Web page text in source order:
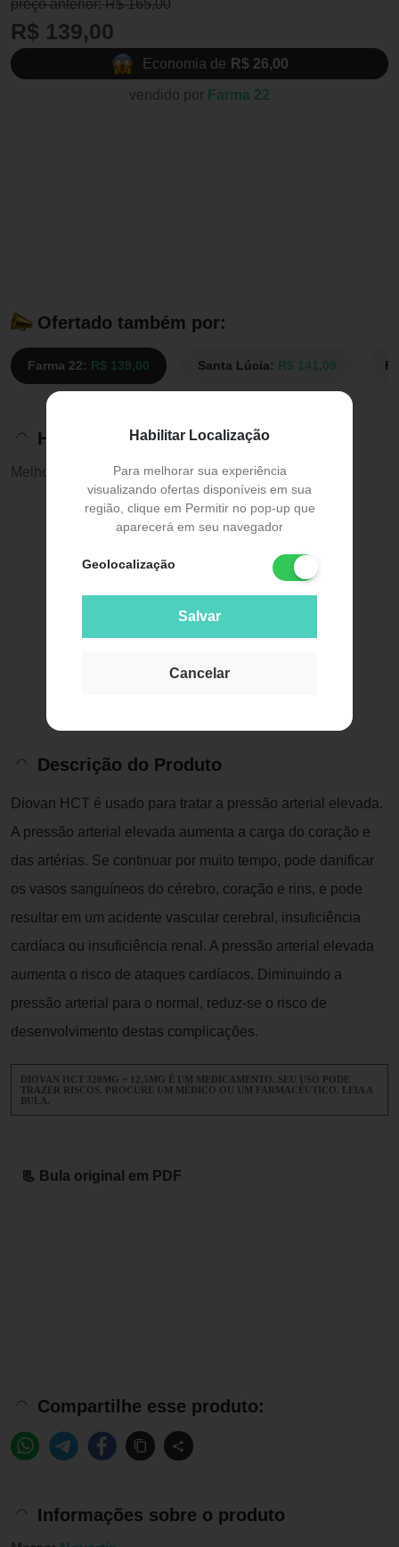
Habilitar Localização
Para melhorar sua experiência
visualizando ofertas disponíveis em sua
região, clique em Permitir no pop-up que
aparecerá em seu navegador
Geolocalização
Salvar
Cancelar
preço anterior: R$ 165,00
R$ 139,00
Economia de R$ 26,00
vendido por Farma 22
Ofertado também por:
Farma 22: R$ 139,00 Santa Lúcia: R$ 141,09
Histórico de preços
Melhor preço: R$ 139,00
Descrição do Produto
Diovan HCT é usado para tratar a pressão arterial elevada.
A pressão arterial elevada aumenta a carga do coração e
das artérias. Se continuar por muito tempo, pode danificar
os vasos sanguíneos do cérebro, coração e rins, e pode
resultar em um acidente vascular cerebral, insuficiência
cardíaca ou insuficiência renal. A pressão arterial elevada
aumenta o risco de ataques cardíacos. Diminuindo a
pressão arterial para o normal, reduz-se o risco de
desenvolvimento destas complicações.
DIOVAN HCT 320MG + 12,5MG É UM MEDICAMENTO. SEU USO PODE
TRAZER RISCOS. PROCURE UM MÉDICO OU UM FARMACÊUTICO. LEIA A
BULA.
📃 Bula original em PDF
Compartilhe esse produto:
Informações sobre o produto